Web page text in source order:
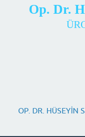
Op. Dr.
OP. DR. HÜSEYİN